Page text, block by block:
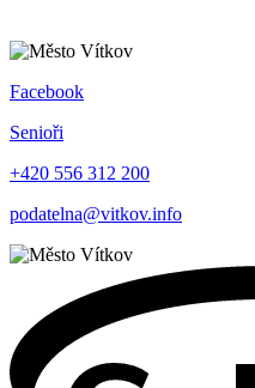
Facebook
Senioři
+420 556 312 200
podatelna@vitkov.info